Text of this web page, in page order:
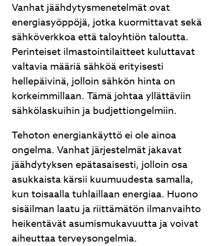
Vanhat jäähdytysmenetelmät ovat
energiasyöppöjä, jotka kuormittavat sekä
sähköverkkoa että taloyhtiön taloutta.
Perinteiset ilmastointilaitteet kuluttavat
valtavia määriä sähköä erityisesti
hellepäivinä, jolloin sähkön hinta on
korkeimmillaan. Tämä johtaa yllättäviin
sähkölaskuihin ja budjettiongelmiin.
Tehoton energiankäyttö ei ole ainoa
ongelma. Vanhat järjestelmät jakavat
jäähdytyksen epätasaisesti, jolloin osa
asukkaista kärsii kuumuudesta samalla,
kun toisaalla tuhlaillaan energiaa. Huono
sisäilman laatu ja riittämätön ilmanvaihto
heikentävät asumismukavuutta ja voivat
aiheuttaa terveysongelmia.